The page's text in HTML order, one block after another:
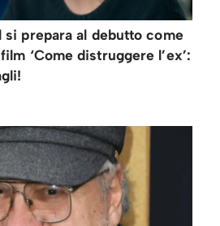
si prepara al debutto come
‘Come distruggere l’ex’: